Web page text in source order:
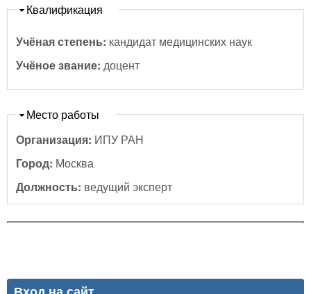
Скрыть
Квалификация
Учёная степень: кандидат медицинских наук
Учёное звание: доцент
Скрыть
Место работы
Организация: ИПУ РАН
Город: Москва
Должность: ведущий эксперт